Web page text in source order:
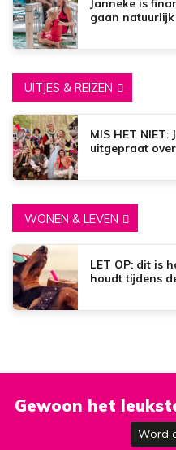
Janneke is
gaan
UITJES & REIZEN
MIS HET
uitgepraat
WONEN & LEVEN
LET OP: dit is
houdt tijdens
Gewoon het
Word